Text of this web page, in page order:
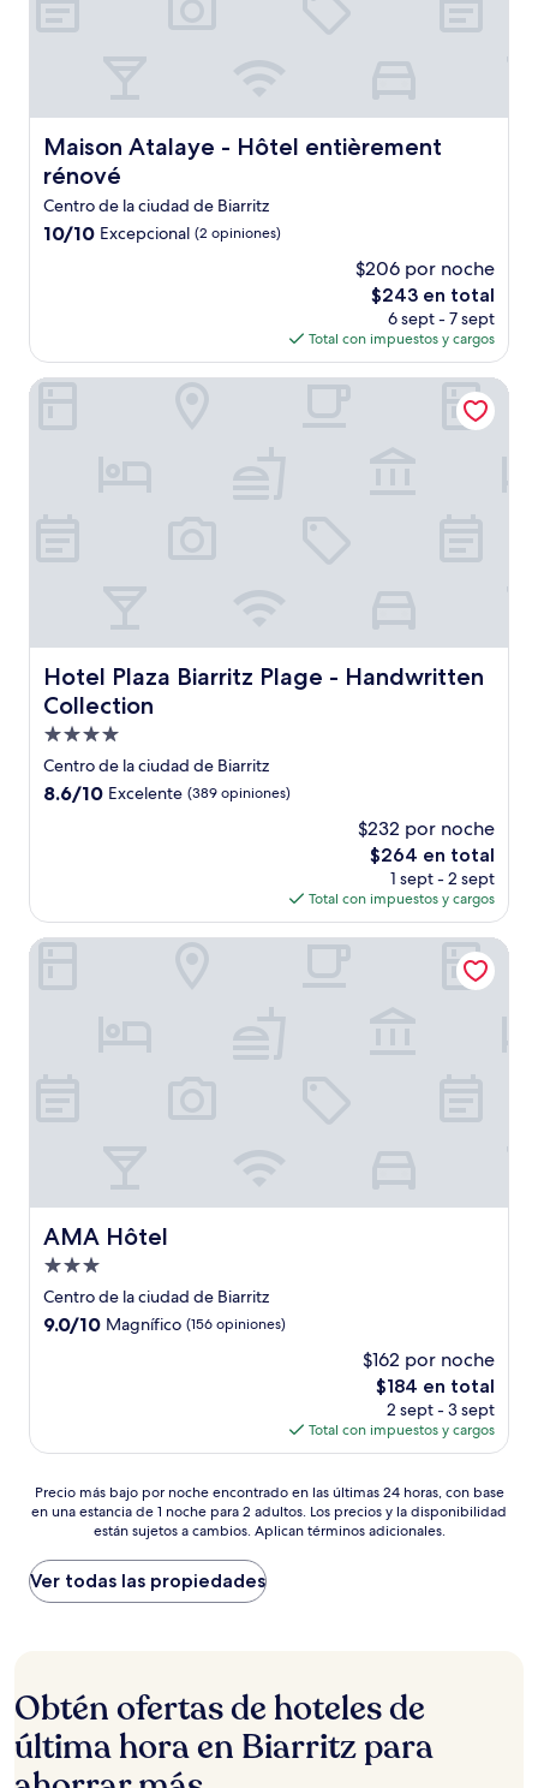
Maison Atalaye - Hôtel entièrement
rénové
Maison Atalaye - Hôtel entièrement rénové
Centro de la ciudad de Biarritz
10.0
10/10 Excepcional (2 opiniones)
$206 por noche
El
precio
actual
es
de
$243 en total
6 sept - 7 sept
Total con impuestos y cargos
Hotel Plaza Biarritz Plage - Handwritten
Collection
Hotel Plaza Biarritz Plage - Handwritten Collection
Propiedad
de
4.0
Centro de la ciudad de Biarritz
8.6
8.6/10 Excelente (389 opiniones)
$232 por noche
El
precio
actual
es
de
$264 en total
1 sept - 2 sept
Total con impuestos y cargos
Hotel Plaza Biarritz Plage - Handwritten Collection
AMA Hôtel
AMA Hôtel
Propiedad
de
3.0
Centro de la ciudad de Biarritz
9.0
9.0/10 Magnífico (156 opiniones)
$162 por noche
El
precio
actual
es
$184
$184 en total
2 sept - 3 sept
Total con impuestos y cargos
AMA Hôtel
Precio
más
por
noche
encontrado
horas,
con
base
en
Precio más bajo por noche encontrado en las últimas 24 horas, con base
en una estancia de 1 noche para 2 adultos. Los precios y la disponibilidad
están sujetos a cambios. Aplican términos adicionales.
Ver todas las propiedades
Obtén ofertas de hoteles de
última hora en Biarritz para